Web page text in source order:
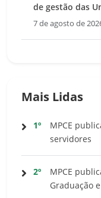
de gestão das
7 de agosto de
Mais Lidas
1º
MPCE
servidores
2º
MPCE
Graduação